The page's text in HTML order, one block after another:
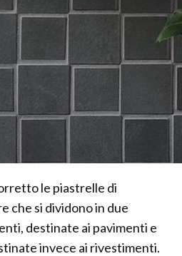
le piastrelle di
che si dividono in due
destinate ai pavimenti e
invece ai rivestimenti.